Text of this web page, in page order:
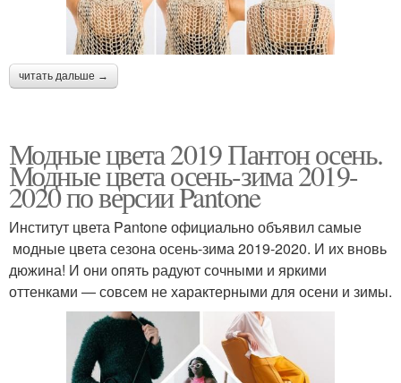
читать дальше →
Модные цвета 2019 Пантон осень.
Модные цвета осень-зима 2019-
2020 по версии Pantone
Институт цвета Pantone официально объявил самые
модные цвета сезона осень-зима 2019-2020. И их вновь
дюжина! И они опять радуют сочными и яркими
оттенками — совсем не характерными для осени и зимы.